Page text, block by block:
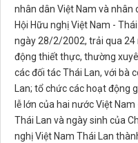
nhân dân Việt Nam và nhân
Hội Hữu nghị Việt Nam -
ngày 28/2/2002, trải qua 24
động thiết thực, thường
các đối tác Thái Lan, với bà
Lan; tổ chức các hoạt động
lễ lớn của hai nước Việt
Thái Lan và ngày sinh của
nghị Việt Nam Thái Lan